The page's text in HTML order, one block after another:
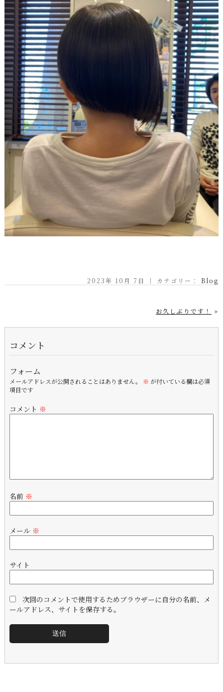
2023年 10月 7日 ｜ カテゴリー：Blog
お久しぶりです！ »
コメント
フォーム
メールアドレスが公開されることはありません。 ※ が付いている欄は必須
項目です
コメント ※
名前 ※
メール ※
サイト
次回のコメントで使用するためブラウザーに自分の名前、メ
ールアドレス、サイトを保存する。